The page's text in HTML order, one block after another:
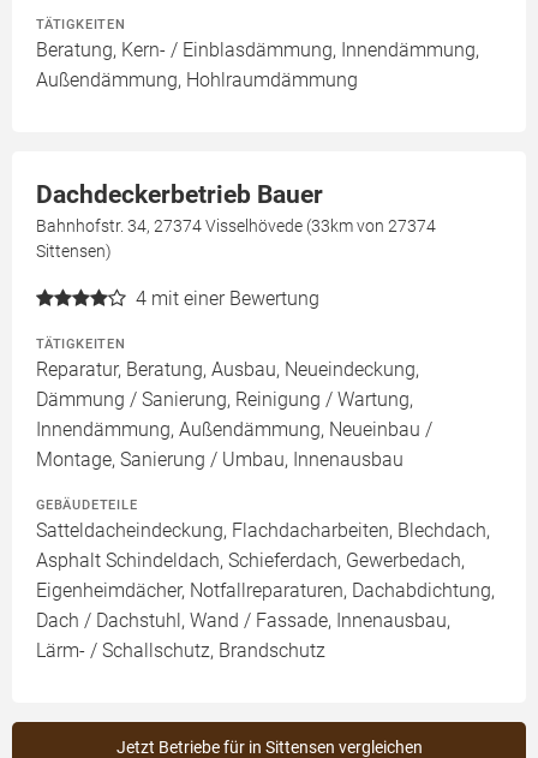
TÄTIGKEITEN
Beratung, Kern- / Einblasdämmung, Innendämmung,
Außendämmung, Hohlraumdämmung
Dachdeckerbetrieb Bauer
Bahnhofstr. 34, 27374 Visselhövede (33km von 27374
Sittensen)
4 mit einer Bewertung
TÄTIGKEITEN
Reparatur, Beratung, Ausbau, Neueindeckung,
Dämmung / Sanierung, Reinigung / Wartung,
Innendämmung, Außendämmung, Neueinbau /
Montage, Sanierung / Umbau, Innenausbau
GEBÄUDETEILE
Satteldacheindeckung, Flachdacharbeiten, Blechdach,
Asphalt Schindeldach, Schieferdach, Gewerbedach,
Eigenheimdächer, Notfallreparaturen, Dachabdichtung,
Dach / Dachstuhl, Wand / Fassade, Innenausbau,
Lärm- / Schallschutz, Brandschutz
Jetzt Betriebe für in Sittensen vergleichen